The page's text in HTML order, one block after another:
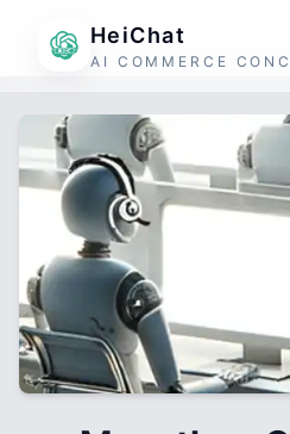
HeiChat
AI COMMERCE